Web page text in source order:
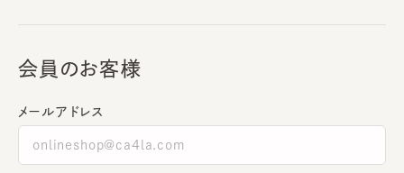
会員のお客様
メールアドレス